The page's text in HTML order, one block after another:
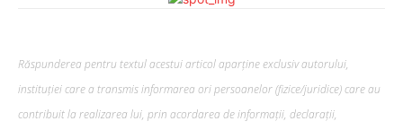
Răspunderea pentru textul acestui articol aparține exclusiv autorului,
instituției care a transmis informarea ori persoanelor (fizice/juridice) care au
contribuit la realizarea lui, prin acordarea de informații, declarații,